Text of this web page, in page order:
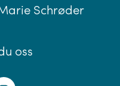
Schrøder
oss